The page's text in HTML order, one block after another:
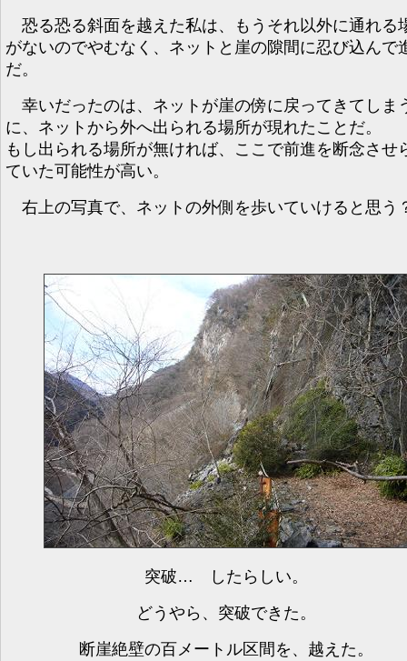
恐る恐る斜面を越えた私は、もうそれ以外に通れる
がないのでやむなく、ネットと崖の隙間に忍び込んで
だ。
幸いだったのは、ネットが崖の傍に戻ってきてしま
に、ネットから外へ出られる場所が現れたことだ。
もし出られる場所が無ければ、ここで前進を断念させ
ていた可能性が高い。
右上の写真で、ネットの外側を歩いていけると思う
突破… したらしい。
どうやら、突破できた。
断崖絶壁の百メートル区間を、越えた。